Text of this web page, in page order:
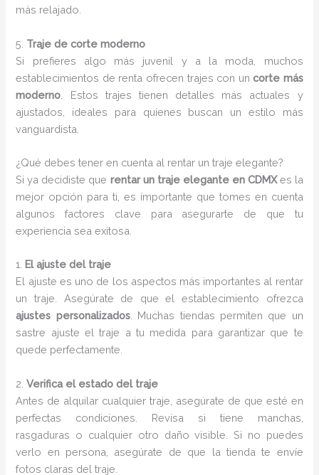
más relajado.
5. Traje de corte moderno
Si prefieres algo más juvenil y a la moda, muchos
establecimientos de renta ofrecen trajes con uncorte más
moderno . Estos trajes tienen detalles más actuales y
ajustados, ideales para quienes buscan un estilo más
vanguardista.
¿Qué debes tener en cuenta al rentar un traje elegante?
Si ya decidiste que rentar un traje elegante en CDMXes la
mejor opción para ti, es importante que tomes en cuenta
algunos factores clave para asegurarte de que tu
experiencia sea exitosa.
1. El ajuste del traje
El ajuste es uno de los aspectos más importantes al rentar
un traje. Asegúrate de que el establecimiento ofrezca
ajustes personalizados. Muchas tiendas permiten que un
sastre ajuste el traje a tu medida para garantizar que te
quede perfectamente.
2.Verifica el estado del traje
Antes de alquilar cualquier traje, asegúrate de que esté en
perfectas condiciones. Revisa si tiene manchas,
rasgaduras o cualquier otro daño visible. Si no puedes
verlo en persona, asegúrate de que la tienda te envíe
fotos claras del traje.